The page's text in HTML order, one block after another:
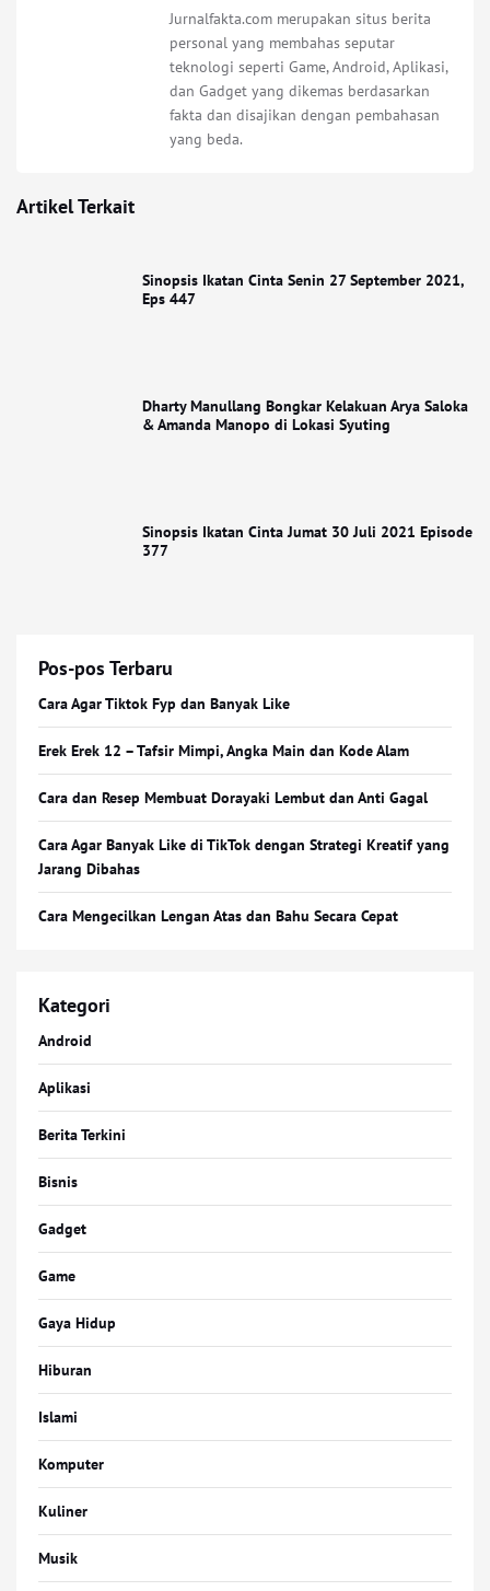
Jurnalfakta.com merupakan situs berita
personal yang membahas seputar
teknologi seperti Game, Android, Aplikasi,
dan Gadget yang dikemas berdasarkan
fakta dan disajikan dengan pembahasan
yang beda.
Artikel Terkait
Sinopsis Ikatan Cinta Senin 27 September 2021,
Eps 447
Dharty Manullang Bongkar Kelakuan Arya Saloka
& Amanda Manopo di Lokasi Syuting
Sinopsis Ikatan Cinta Jumat 30 Juli 2021 Episode
377
Pos-pos Terbaru
Cara Agar Tiktok Fyp dan Banyak Like
Erek Erek 12 – Tafsir Mimpi, Angka Main dan Kode Alam
Cara dan Resep Membuat Dorayaki Lembut dan Anti Gagal
Cara Agar Banyak Like di TikTok dengan Strategi Kreatif yang
Jarang Dibahas
Cara Mengecilkan Lengan Atas dan Bahu Secara Cepat
Kategori
Android
Aplikasi
Berita Terkini
Bisnis
Gadget
Game
Gaya Hidup
Hiburan
Islami
Komputer
Kuliner
Musik